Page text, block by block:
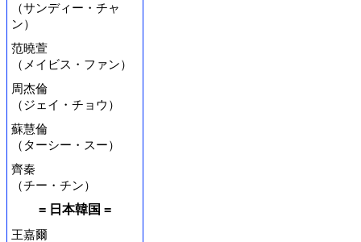
（サンディー・チャ
ン）
范曉萱
（メイビス・ファン）
周杰倫
（ジェイ・チョウ）
蘇慧倫
（ターシー・スー）
齊秦
（チー・チン）
= 日本韓国 =
王嘉爾